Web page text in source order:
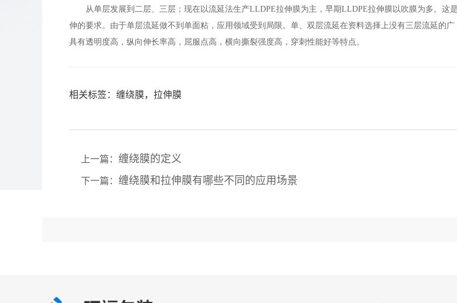
从单层发展到二层、三层；现在以流延法生产LLDPE拉伸膜为主，早期LLDPE拉伸膜以吹膜为多。这
伸的要求。由于单层流延做不到单面粘，应用领域受到局限。单、双层流延在资料选择上没有三层流延的
具有透明度高，纵向伸长率高，屈服点高，横向撕裂强度高，穿刺性能好等特点。
相关标签： 缠绕膜，拉伸膜
上一篇： 缠绕膜的定义
下一篇： 缠绕膜和拉伸膜有哪些不同的应用场景